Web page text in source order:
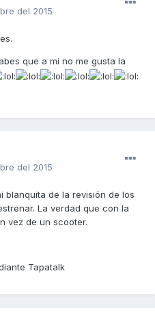
del 2015
que a mi no me gusta la
del 2015
blanquita de la revisión de los
La verdad que con la
vez de un scooter.
Tapatalk